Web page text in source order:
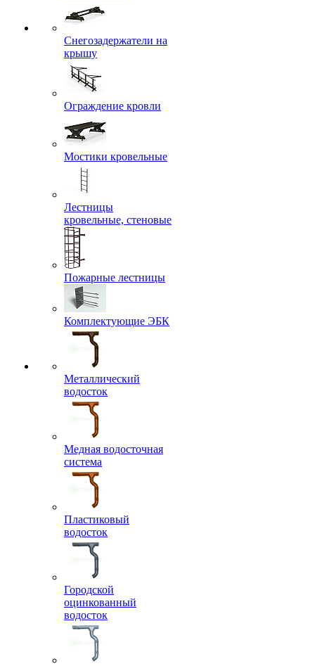
Снегозадержатели на
крышу
Ограждение кровли
Мостики кровельные
Лестницы
кровельные, стеновые
Пожарные лестницы
Комплектующие ЭБК
Металлический
водосток
Медная водосточная
система
Пластиковый
водосток
Городской
оцинкованный
водосток